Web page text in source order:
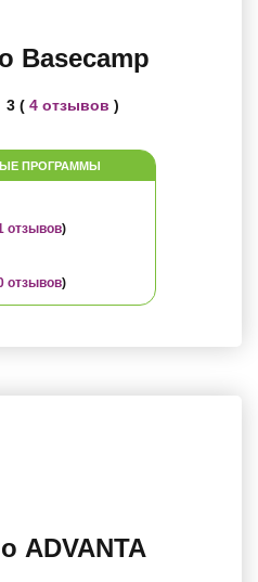
Basecamp
3 ( 4 отзывов )
ПРОГРАММЫ
отзывов)
отзывов)
ADVANTA